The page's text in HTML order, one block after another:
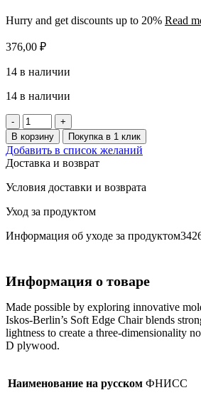
Hurry and get discounts up to 20% Read
376,00 ₽
14 в наличии
14 в наличии
Количество
товара
FNISS
Мусорное
ведро,розовый,6.8л
В корзину Покупка в 1 клик
Добавить в список желаний
Доставка и возврат
Условия доставки и возврата
Уход за продуктом
Информация об уходе за
Информация о товаре
Made possible by exploring innovative
Iskos-Berlin’s Soft Edge Chair blends
lightness to create a three-dimensionality
D plywood.
Наименование на русском ФНИСС